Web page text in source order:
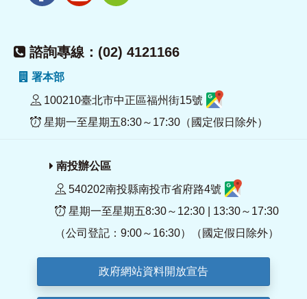
諮詢專線：(02) 4121166
署本部
100210臺北市中正區福州街15號
星期一至星期五8:30～17:30（國定假日除外）
南投辦公區
540202南投縣南投市省府路4號
星期一至星期五8:30～12:30 | 13:30～17:30
（公司登記：9:00～16:30）（國定假日除外）
政府網站資料開放宣告